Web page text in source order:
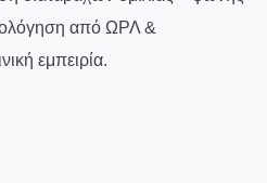
από ΩΡΛ &
εμπειρία.